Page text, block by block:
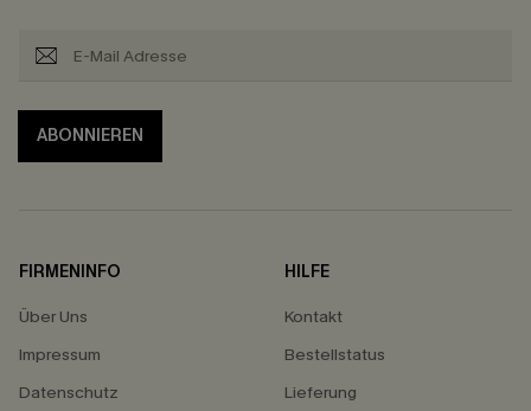
ABONNIEREN
FIRMENINFO
Über Uns
Impressum
Datenschutz
HILFE
Kontakt
Bestellstatus
Lieferung